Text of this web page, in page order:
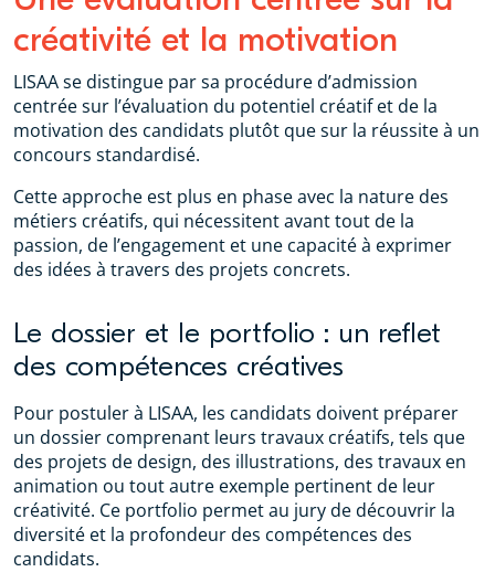
créativité et la motivation
LISAA se distingue par sa procédure d’admission
centrée sur l’évaluation du potentiel créatif et de la
motivation des candidats plutôt que sur la réussite à un
concours standardisé.
Cette approche est plus en phase avec la nature des
métiers créatifs, qui nécessitent avant tout de la
passion, de l’engagement et une capacité à exprimer
des idées à travers des projets concrets.
Le dossier et le portfolio : un reflet
des compétences créatives
Pour postuler à LISAA, les candidats doivent préparer
un dossier comprenant leurs travaux créatifs, tels que
des projets de design, des illustrations, des travaux en
animation ou tout autre exemple pertinent de leur
créativité. Ce portfolio permet au jury de découvrir la
diversité et la profondeur des compétences des
candidats.